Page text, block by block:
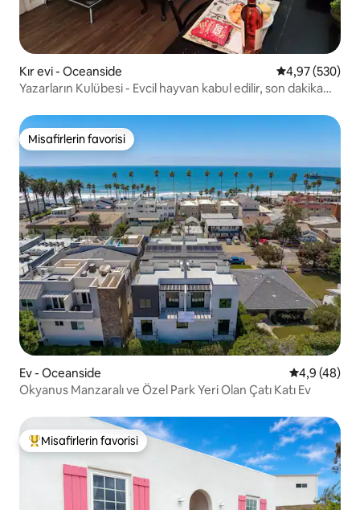
Kır evi - Oceanside 5 üzerinden
4,97 (530)
Yazarların Kulübesi - Evcil hayvan kabul edilir, son dakika
Misafirlerin favorisi
Misafirlerin favorisi
Ev - Oceanside 5 üzerinden
4,9 (48)
Okyanus Manzaralı ve Özel Park Yeri Olan Çatı Katı Ev
Misafirlerin favorilerinden en beğenilenler arasında
Misafirlerin favorisi